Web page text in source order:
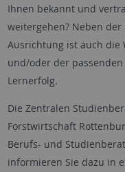
Ihnen bekannt und
weitergehen? Neben
Ausrichtung ist auch die
und/oder der
Lernerfolg.
Die Zentralen
Forstwirtschaft
Berufs- und
informieren Sie dazu in